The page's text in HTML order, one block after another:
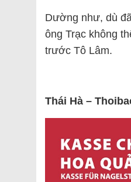
Dường như, dù
ông Trạc không
trước Tô Lâm.
Thái Hà –